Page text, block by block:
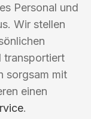
Personal und
Wir stellen
transportiert
sorgsam mit
einen
.